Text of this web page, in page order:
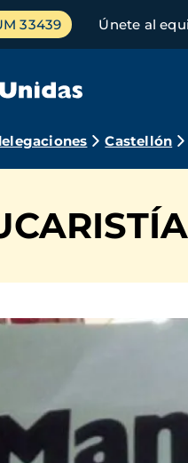
33439 Únete al
Castellón